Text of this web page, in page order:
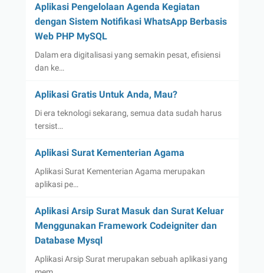
Aplikasi Pengelolaan Agenda Kegiatan
dengan Sistem Notifikasi WhatsApp Berbasis
Web PHP MySQL
Dalam era digitalisasi yang semakin pesat, efisiensi
dan ke…
Aplikasi Gratis Untuk Anda, Mau?
Di era teknologi sekarang, semua data sudah harus
tersist…
Aplikasi Surat Kementerian Agama
Aplikasi Surat Kementerian Agama merupakan
aplikasi pe…
Aplikasi Arsip Surat Masuk dan Surat Keluar
Menggunakan Framework Codeigniter dan
Database Mysql
Aplikasi Arsip Surat merupakan sebuah aplikasi yang